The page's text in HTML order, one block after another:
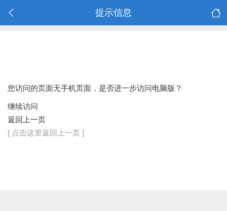
提示信息
您访问的页面无手机页面，是否进一步访问电脑版？
继续访问
返回上一页
[ 点击这里返回上一页 ]